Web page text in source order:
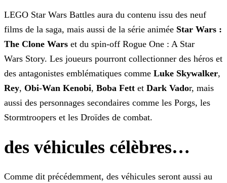
LEGO Star Wars Battles aura du contenu issu des neuf
films de la saga, mais aussi de la série animée Star Wars :
The Clone Wars et du spin-off Rogue One : A Star
Wars Story. Les joueurs pourront collectionner des héros et
des antagonistes emblématiques comme Luke Skywalker,
Rey, Obi-Wan Kenobi, Boba Fett et Dark Vador, mais
aussi des personnages secondaires comme les Porgs, les
Stormtroopers et les Droïdes de combat.
des véhicules célèbres…
Comme dit précédemment, des véhicules seront aussi au